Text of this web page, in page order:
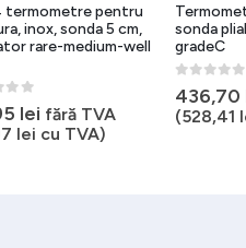
termometre pentru
inox, sonda 5 cm,
rare-medium-well
5lei fără TVA
lei cu TVA)
sonda
gradeC
0out of 5
436,70
(528,41